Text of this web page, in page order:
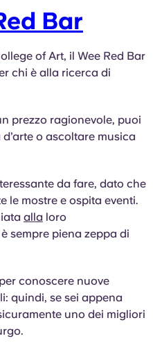
Bar
of Art, il Wee Red Bar
chi è alla ricerca di
prezzo ragionevole, puoi
o ascoltare musica
da fare, dato che
le mostre e ospita eventi.
alla loro
sempre piena zeppa di
conoscere nuove
quindi, se sei appena
uno dei migliori